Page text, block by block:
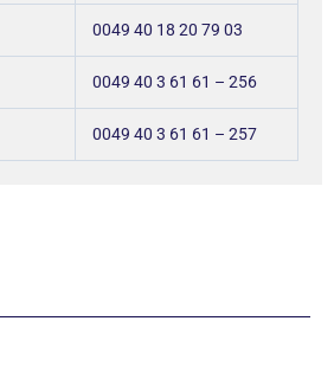
0049 40 18 20 79 03
0049 40 3 61 61 – 256
0049 40 3 61 61 – 257